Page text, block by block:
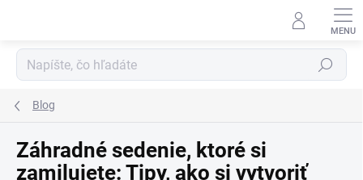
Hľadať
Blog
Záhradné sedenie, ktoré si
zamilujete: Tipy, ako si vytvoriť